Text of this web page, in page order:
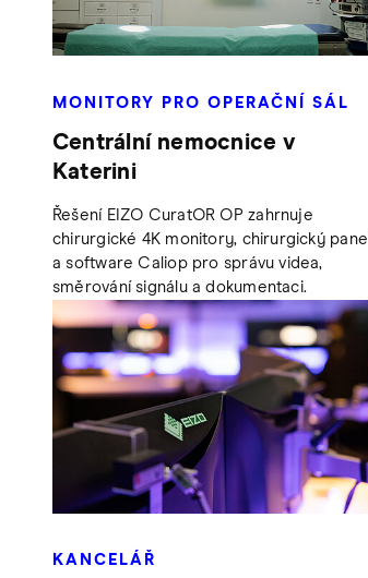
MONITORY PRO OPERAČNÍ SÁL
Centrální nemocnice v
Katerini
Řešení EIZO CuratOR OP zahrnuje
chirurgické 4K monitory, chirurgický panel
a software Caliop pro správu videa,
směrování signálu a dokumentaci.
KANCELÁŘ